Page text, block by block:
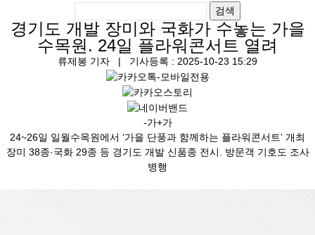
검색
경기도 개발 장미와 국화가 수놓는 가을
수목원. 24일 플라워콘서트 열려
류제봉 기자 | 기사등록 : 2025-10-23 15:29
-가+가
24~26일 일월수목원에서 ‘가을 단풍과 함께하는 플라워콘서트’ 개최
장미 38종·국화 29종 등 경기도 개발 신품종 전시. 방문객 기호도 조사
병행